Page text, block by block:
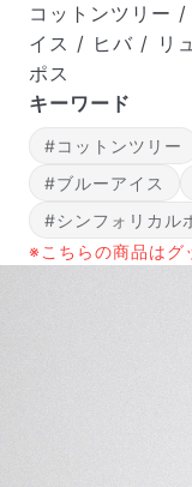
コットンツリー
イス / ヒバ / リ
ポス
キーワード
#コットンツリー
#ブルーアイス
#シンフォリカル
※こちらの商品はグ